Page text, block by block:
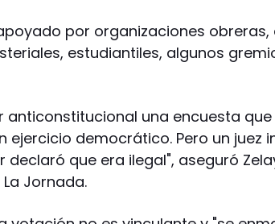
por organizaciones obreras,
estudiantiles, algunos
anticonstitucional una encuesta
ejercicio democrático. Pero un juez
declaró que era ilegal", aseguró
Jornada.